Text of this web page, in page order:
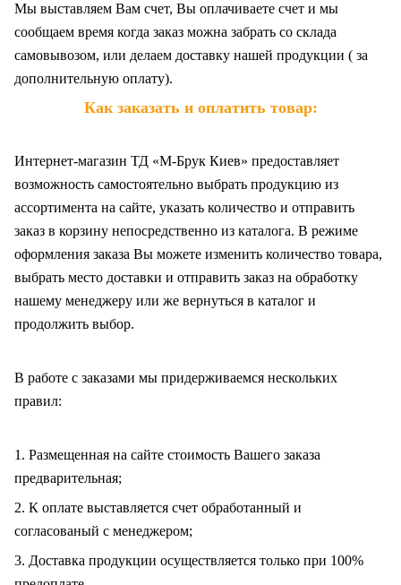
Мы выставляем Вам счет, Вы оплачиваете счет и мы
сообщаем время когда заказ можна забрать со склада
самовывозом, или делаем доставку нашей продукции ( за
дополнительную оплату).
Как заказать и оплатить товар:
Интернет-магазин ТД «М-Брук Киев» предоставляет
возможность самостоятельно выбрать продукцию из
ассортимента на сайте, указать количество и отправить
заказ в корзину непосредственно из каталога. В режиме
оформления заказа Вы можете изменить количество товара,
выбрать место доставки и отправить заказ на обработку
нашему менеджеру или же вернуться в каталог и
продолжить выбор.
В работе с заказами мы придерживаемся нескольких
правил:
1. Размещенная на сайте стоимость Вашего заказа
предварительная;
2. К оплате выставляется счет обработанный и
согласованый с менеджером;
3. Доставка продукции осуществляется только при 100%